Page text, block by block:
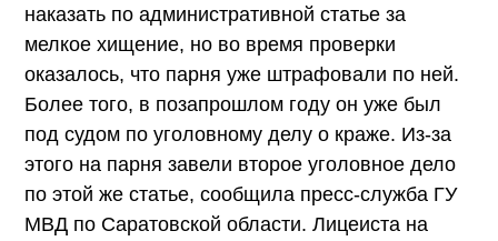
наказать по административной статье за
мелкое хищение, но во время проверки
оказалось, что парня уже штрафовали по ней.
Более того, в позапрошлом году он уже был
под судом по уголовному делу о краже. Из-за
этого на парня завели второе уголовное дело
по этой же статье, сообщила пресс-служба ГУ
МВД по Саратовской области. Лицеиста на